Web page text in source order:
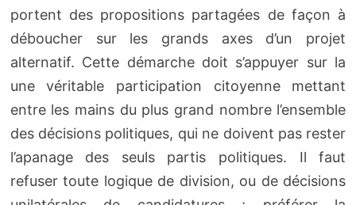
portent des propositions partagées de façon à
déboucher sur les grands axes d’un projet
alternatif. Cette démarche doit s’appuyer sur la
une véritable participation citoyenne mettant
entre les mains du plus grand nombre l’ensemble
des décisions politiques, qui ne doivent pas rester
l’apanage des seuls partis politiques. Il faut
refuser toute logique de division, ou de décisions